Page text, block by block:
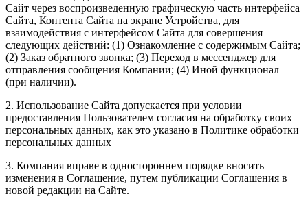
Сайт через воспроизведенную графическую часть интерфейса
Сайта, Контента Сайта на экране Устройства, для
взаимодействия с интерфейсом Сайта для совершения
следующих действий: (1) Ознакомление с содержимым Сайта;
(2) Заказ обратного звонка; (3) Переход в мессенджер для
отправления сообщения Компании; (4) Иной функционал
(при наличии).
2. Использование Сайта допускается при условии
предоставления Пользователем согласия на обработку своих
персональных данных, как это указано в Политике обработки
персональных данных
3. Компания вправе в одностороннем порядке вносить
изменения в Соглашение, путем публикации Соглашения в
новой редакции на Сайте.